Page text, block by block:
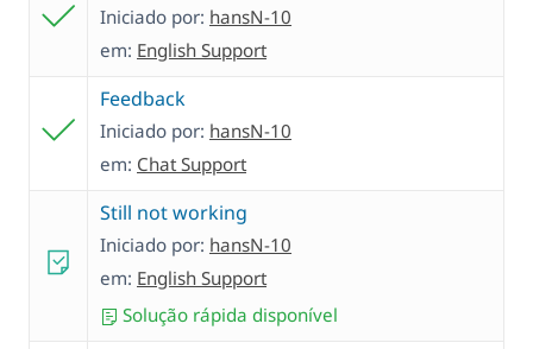
Iniciado por: hansN-10
em: English Support
Feedback
Iniciado por: hansN-10
em: Chat Support
Still not working
Iniciado por: hansN-10
em: English Support
Solução rápida disponível